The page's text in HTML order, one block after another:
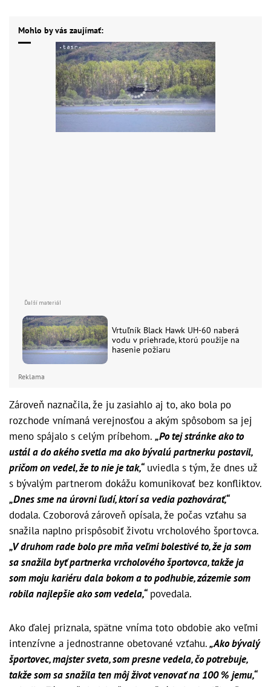
Mohlo by vás zaujímať:
Vrtuľník Black Hawk UH-60 naberá
vodu v priehrade, ktorú použije na
hasenie požiaru
Reklama
Zároveň naznačila, že ju zasiahlo aj to, ako bola po
rozchode vnímaná verejnosťou a akým spôsobom sa jej
meno spájalo s celým príbehom. „Po tej stránke ako to
ustál a do akého svetla ma ako bývalú partnerku postavil,
pričom on vedel, že to nie je tak,“uviedla s tým, že dnes už
s bývalým partnerom dokážu komunikovať bez konfliktov.
„Dnes sme na úrovni ľudí, ktorí sa vedia pozhovárať,“
dodala. Czoborová zároveň opísala, že počas vzťahu sa
snažila naplno prispôsobiť životu vrcholového športovca.
„V druhom rade bolo pre mňa veľmi bolestivé to, že ja som
sa snažila byť partnerka vrcholového športovca, takže ja
som moju kariéru dala bokom a to podhubie, zázemie som
robila najlepšie ako som vedela,“povedala.
Ako ďalej priznala, spätne vníma toto obdobie ako veľmi
intenzívne a jednostranne obetované vzťahu.„Ako bývalý
športovec, majster sveta, som presne vedela, čo potrebuje,
takže som sa snažila ten môj život venovať na 100 % jemu,“